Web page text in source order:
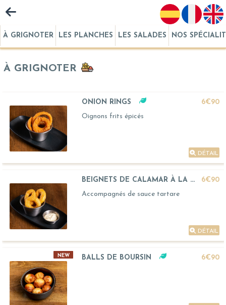
À GRIGNOTER LES PLANCHES LES SALADES NOS
À GRIGNOTER
ONION RINGS
6€90
Oignons frits épicés
DÉTAIL
BEIGNETS DE CALAMAR À LA ROMAINE
6€90
Accompagnés de sauce tartare
DÉTAIL
NEW BALLS DE BOURSIN 6€90